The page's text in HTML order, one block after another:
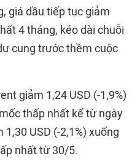
giá dầu tiếp tục giảm
4 tháng, kéo dài chuỗi
cung trước thềm cuộc
giảm 1,24 USD (-1,9%)
thấp nhất kể từ ngày
USD (-2,1%) xuống
nhất từ 30/5.